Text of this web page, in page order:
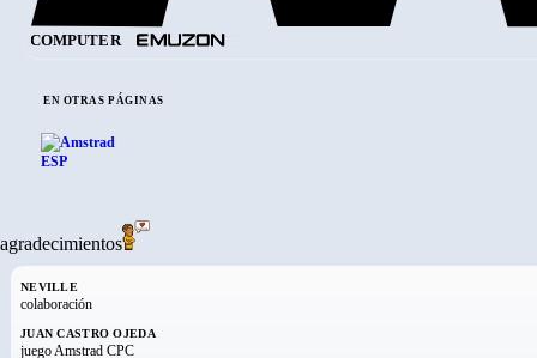
COMPUTER
EN OTRAS PÁGINAS
agradecimientos
NEVILLE
colaboración
JUAN CASTRO OJEDA
juego Amstrad CPC